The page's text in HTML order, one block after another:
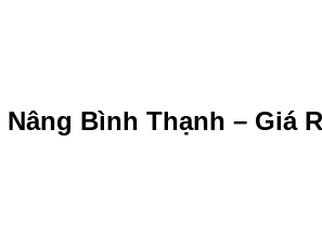
Bình Thạnh – Giá